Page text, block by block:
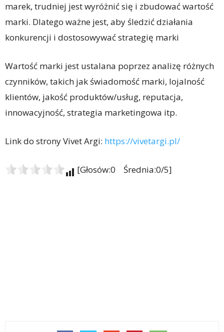
marek, trudniej jest wyróżnić się i zbudować wartość
marki. Dlatego ważne jest, aby śledzić działania
konkurencji i dostosowywać strategię marki
Wartość marki jest ustalana poprzez analizę różnych
czynników, takich jak świadomość marki, lojalność
klientów, jakość produktów/usług, reputacja,
innowacyjność, strategia marketingowa itp.
Link do strony Vivet Argi: https://vivetargi.pl/
[Głosów:0 Średnia:0/5]